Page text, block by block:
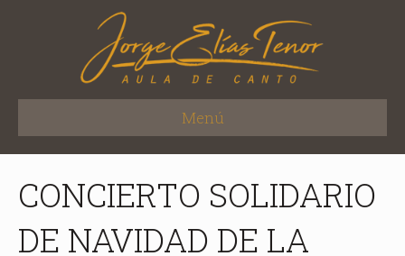
Menú
CONCIERTO SOLIDARIO
DE NAVIDAD DE LA